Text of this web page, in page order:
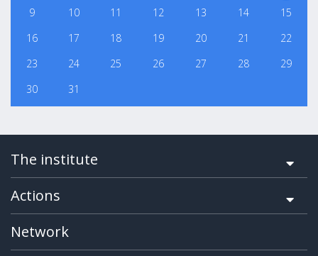
9
10 11 12 13 14
15
16
17 18 19 20 21
22
23
24 25 26 27 28
29
30
31
The institute
Actions
Network